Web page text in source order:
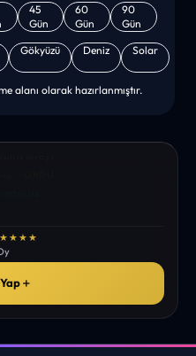
45
Gün
60
Gün
90
Gün
Gökyüzü Deniz Solar
alanı olarak hazırlanmıştır.